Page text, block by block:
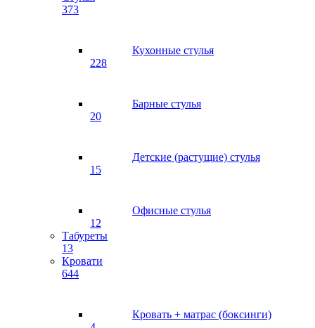
373
Кухонные стулья
228
Барные стулья
20
Детские (растущие) стулья
15
Офисные стулья
12
Табуреты
13
Кровати
644
Кровать + матрас (боксинги)